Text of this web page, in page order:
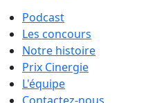
Podcast
Les concours
Notre histoire
Prix Cinergie
L'équipe